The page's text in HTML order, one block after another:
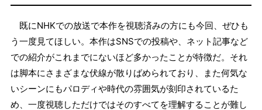
既にNHKでの放送で本作を視聴済みの方にも今回、ぜひも
う一度見てほしい。本作はSNSでの投稿や、ネット記事など
での紹介がこれまでにないほど多かったことが特徴だ。それ
は脚本にさまざまな伏線が散りばめられており、また何気な
いシーンにもパロディや時代の雰囲気が刻印されているた
め、一度視聴しただけではそのすべてを理解することが難し